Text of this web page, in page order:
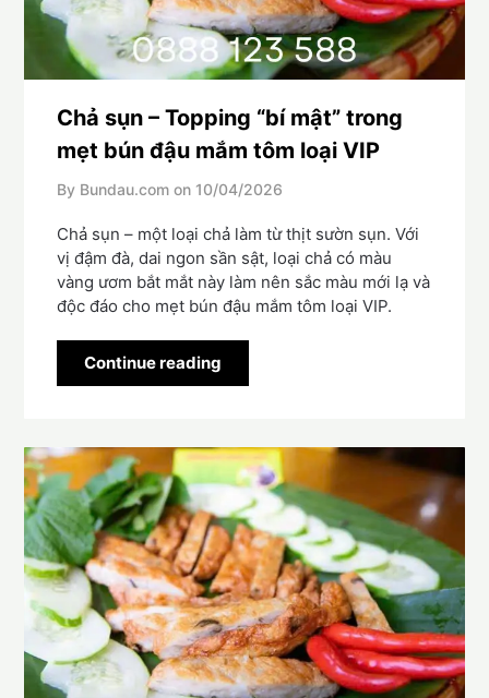
Chả sụn – Topping “bí mật” trong
mẹt bún đậu mắm tôm loại VIP
By Bundau.com on 10/04/2026
Chả sụn – một loại chả làm từ thịt sườn sụn. Với
vị đậm đà, dai ngon sần sật, loại chả có màu
vàng ươm bắt mắt này làm nên sắc màu mới lạ và
độc đáo cho mẹt bún đậu mắm tôm loại VIP.
Continue reading